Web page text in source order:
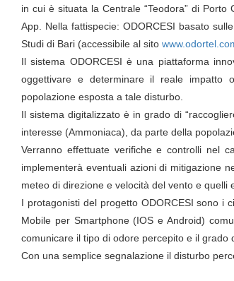
in cui è situata la Centrale “Teodora” di
App. Nella fattispecie: ODORCESI basato
Studi di Bari (accessibile al sito
Il sistema ODORCESI è una piattaforma
oggettivare e determinare il reale impatto
popolazione esposta a tale disturbo.
Il sistema digitalizzato è in grado di
interesse (Ammoniaca), da parte della
Verranno effettuate verifiche e controlli nel
implementerà eventuali azioni di mitigazione
meteo di direzione e velocità del vento e quelli
I protagonisti del progetto ODORCESI sono i
Mobile per Smartphone (IOS e Android)
comunicare il tipo di odore percepito e il grado
Con una semplice segnalazione il disturbo